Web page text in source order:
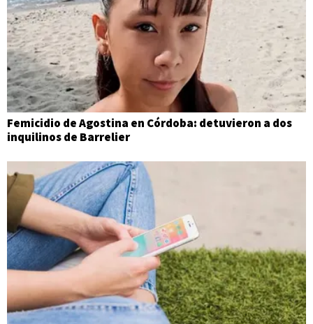
Femicidio de Agostina en Córdoba: detuvieron a dos
inquilinos de Barrelier